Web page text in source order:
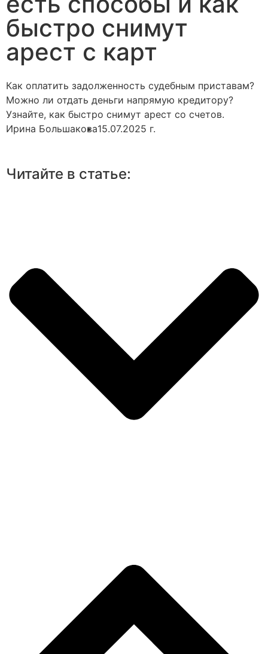
быстро снимут
арест с карт
Как оплатить задолженность судебным приставам?
Можно ли отдать деньги напрямую кредитору?
Узнайте, как быстро снимут арест со счетов.
Ирина Большакова15.07.2025 г.
Читайте в статье: